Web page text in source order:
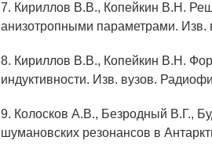
7. Кириллов В.В., Копейкин В.Н.
анизотропными параметрами.
8. Кириллов В.В., Копейкин В.Н.
индуктивности. Изв. вузов.
9. Колосков А.В., Безродный В.Г.,
шумановских резонансов в